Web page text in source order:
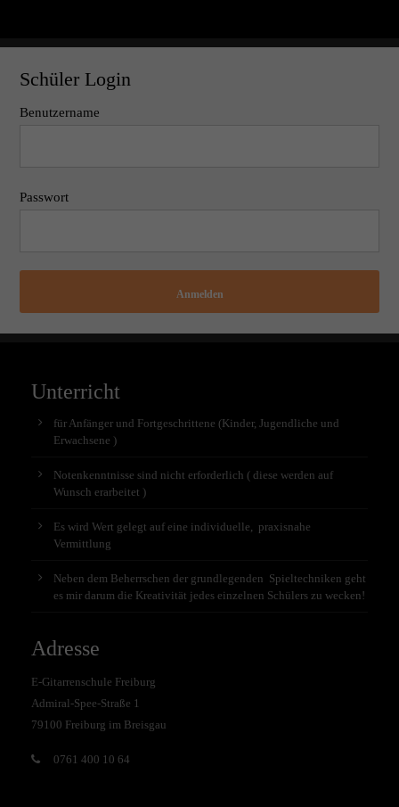
Schüler Login
Benutzername
Passwort
Anmelden
Unterricht
für Anfänger und Fortgeschrittene (Kinder, Jugendliche und
Erwachsene )
Notenkenntnisse sind nicht erforderlich ( diese werden auf
Wunsch erarbeitet )
Es wird Wert gelegt auf eine individuelle, praxisnahe
Vermittlung
Neben dem Beherrschen der grundlegenden Spieltechniken geht
es mir darum die Kreativität jedes einzelnen Schülers zu wecken!
Adresse
E-Gitarrenschule Freiburg
Admiral-Spee-Straße 1
79100 Freiburg im Breisgau
0761 400 10 64